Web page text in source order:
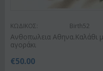
ΚΩΔΙΚΟΣ: Birth52
Ανθοπωλεια Αθηνα.Καλάθι
αγοράκι
€50.00